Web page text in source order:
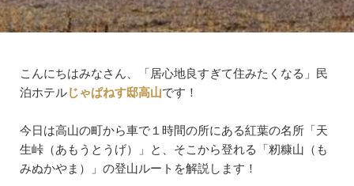
こんにちはみなさん、「居心地良すぎて住みたくなる」民
泊ホテルじゃぱねす邸高山です！
今日は高山の町から車で１時間の所にある紅葉の名所「天
生峠（あもうとうげ）」と、そこから登れる「籾糠山（も
みぬかやま）」の登山ルートを解説します！